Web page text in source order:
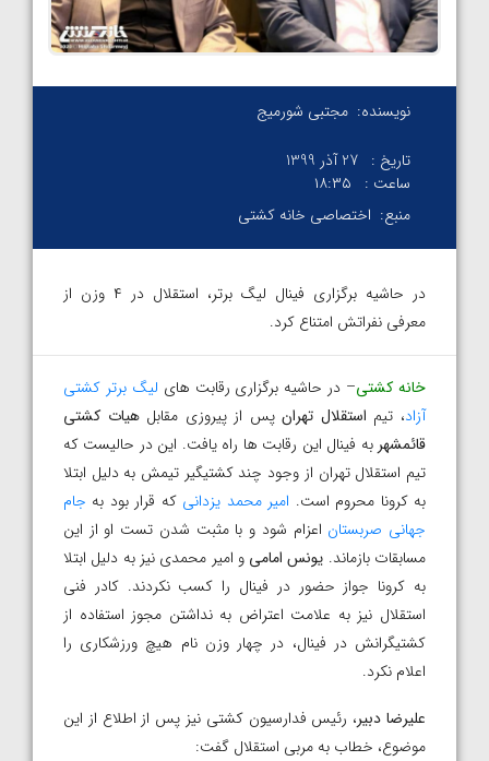
نویسنده: مجتبی شورمیج
تاریخ : 27 آذر 1399
ساعت :
۱۸:۳۵
منبع: اختصاصی خانه کشتی
در حاشیه برگزاری فینال لیگ برتر، استقلال در ۴ وزن از
معرفی نفراتش امتناع کرد.
خانه کشتی– در حاشیه برگزاری رقابت های لیگ برتر کشتی
آزاد، تیم استقلال تهرانپس از پیروزی مقابلهیات کشتی
قائمشهر به فینال این رقابت ها راه یافت. این در حالیست که
تیم استقلال تهران از وجود چند کشتیگیر تیمش به دلیل ابتلا
به کرونا محروم است. امیر محمد یزدانی که قرار بود به جام
جهانی صربستان اعزام شود و با مثبت شدن تست او از این
مسابقات بازماند. یونس امامیو امیر محمدی نیز به دلیل ابتلا
به کرونا جواز حضور در فینال را کسب نکردند. کادر فنی
استقلال نیز به علامت اعتراض به نداشتن مجوز استفاده از
کشتیگرانش در فینال، در چهار وزن نام هیچ ورزشکاری را
اعلام نکرد.
علیرضا دبیر، رئیس فدارسیون کشتی نیز پس از اطلاع از این
موضوع، خطاب به مربی استقلال گفت: